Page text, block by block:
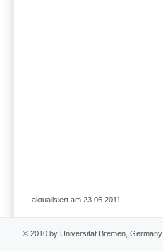
aktualisiert am 23.06.2011
© 2010 by Universität Bremen, Germany